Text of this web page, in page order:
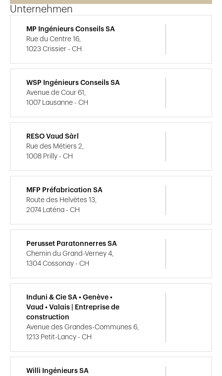
Unternehmen
MP Ingénieurs Conseils SA
Rue du Centre 16,
1023 Crissier - CH
WSP Ingénieurs Conseils SA
Avenue de Cour 61,
1007 Lausanne - CH
RESO Vaud Sàrl
Rue des Métiers 2,
1008 Prilly - CH
MFP Préfabrication SA
Route des Helvètes 13,
2074 Laténa - CH
Perusset Paratonnerres SA
Chemin du Grand-Verney 4,
1304 Cossonay - CH
Induni & Cie SA • Genève •
Vaud • Valais | Entreprise de
construction
Avenue des Grandes-Communes 6,
1213 Petit-Lancy - CH
Willi Ingénieurs SA